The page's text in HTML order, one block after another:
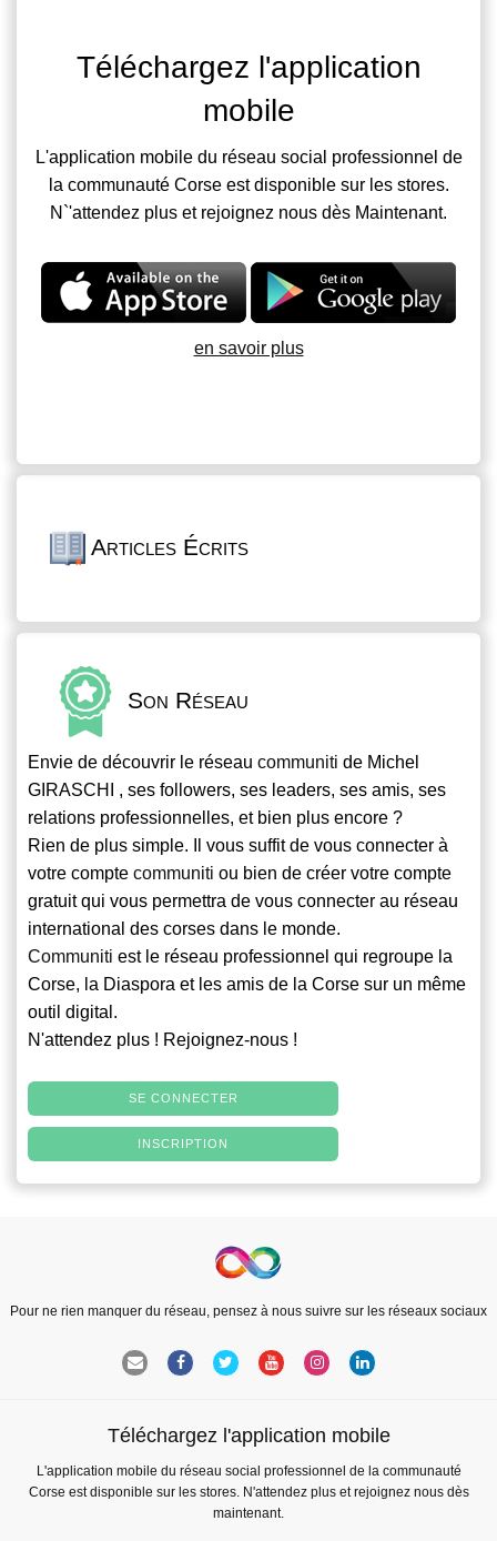
Téléchargez l'application
mobile
L'application mobile du réseau social professionnel de
la communauté Corse est disponible sur les stores.
N`'attendez plus et rejoignez nous dès Maintenant.
en savoir plus
Articles Écrits
Son Réseau
Envie de découvrir le réseau communiti de Michel
GIRASCHI , ses followers, ses leaders, ses amis, ses
relations professionnelles, et bien plus encore ?
Rien de plus simple. Il vous suffit de vous connecter à
votre compte communiti ou bien de créer votre compte
gratuit qui vous permettra de vous connecter au réseau
international des corses dans le monde.
Communiti est le réseau professionnel qui regroupe la
Corse, la Diaspora et les amis de la Corse sur un même
outil digital.
N'attendez plus ! Rejoignez-nous !
SE CONNECTER
INSCRIPTION
Pour ne rien manquer du réseau, pensez à nous suivre sur les réseaux sociaux
Téléchargez l'application mobile
L'application mobile du réseau social professionnel de la communauté
Corse est disponible sur les stores. N'attendez plus et rejoignez nous dès
maintenant.